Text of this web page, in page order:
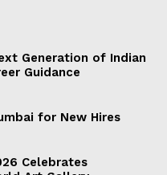
Generation of Indian
Guidance
for New Hires
Celebrates